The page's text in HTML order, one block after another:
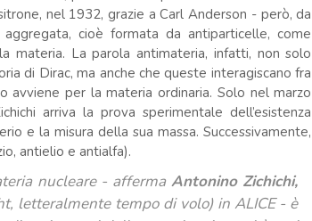
nel 1932, grazie a Carl Anderson - però, da
cioè formata da antiparticelle, come
materia. La parola antimateria, infatti, non solo
di Dirac, ma anche che queste interagiscano fra
per la materia ordinaria. Solo nel marzo
arriva la prova sperimentale dell’esistenza
e la misura della sua massa. Successivamente,
antielio e antialfa).
nucleare - afferma Antonino Zichichi,
letteralmente tempo di volo) in ALICE - è